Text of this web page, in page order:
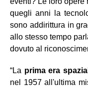
quegli anni la
sono addirittura in
allo stesso tempo
dovuto al
“La prima era
nel 1957 all'ultima